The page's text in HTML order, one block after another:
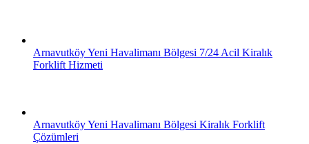
Arnavutköy Yeni Havalimanı Bölgesi 7/24 Acil Kiralık
Forklift Hizmeti
Arnavutköy Yeni Havalimanı Bölgesi Kiralık Forklift
Çözümleri